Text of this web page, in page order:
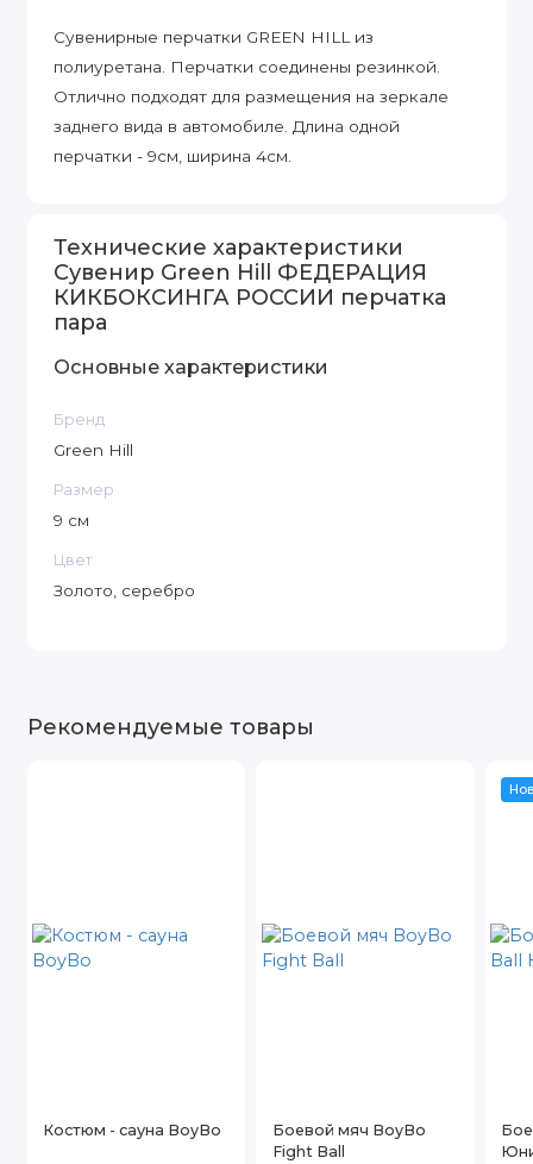
Сувенирные перчатки GREEN HILL из
полиуретана. Перчатки соединены резинкой.
Отлично подходят для размещения на зеркале
заднего вида в автомобиле. Длина одной
перчатки - 9см, ширина 4см.
Технические характеристики
Сувенир Green Hill ФЕДЕРАЦИЯ
КИКБОКСИНГА РОССИИ перчатка
пара
Основные характеристики
Бренд
Green Hill
Размер
9 см
Цвет
Золото, серебро
Рекомендуемые товары
Костюм - сауна BoyBo
Боевой мяч BoyBo
Fight Ball